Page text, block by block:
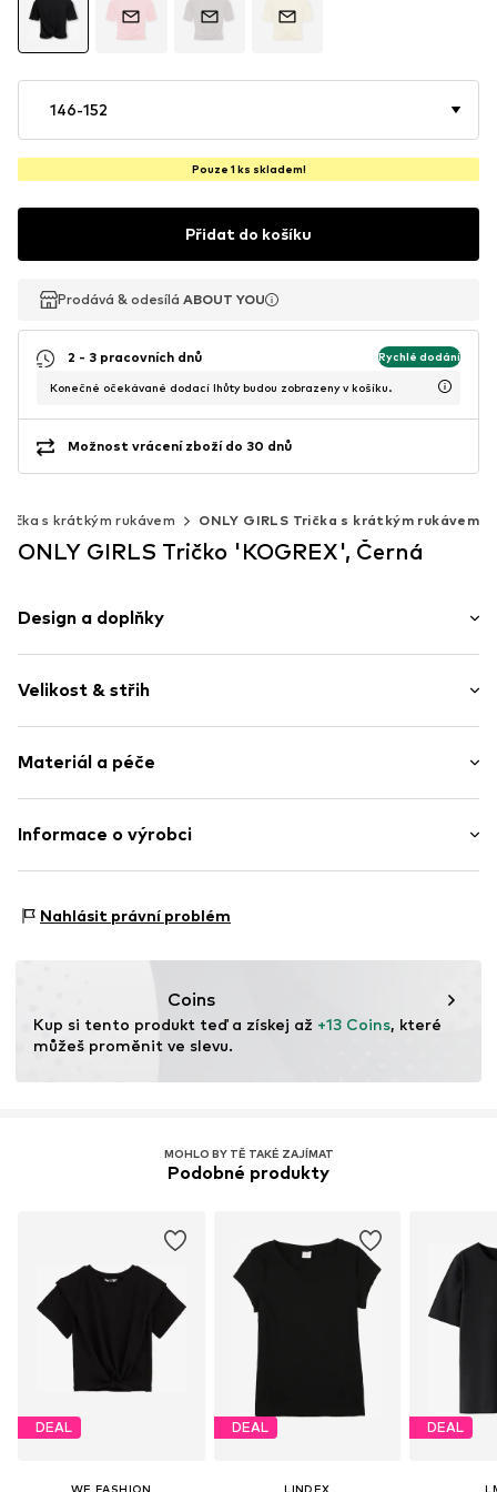
146-152
Pouze 1 ks skladem!
Přidat do košíku
Prodává & odesílá ABOUT YOU
Prodává & odesílá ABOUT YOU
2 - 3 pracovních dnů Rychlé dodání
Konečné očekávané dodací lhůty budou zobrazeny v košíku.
Možnost vrácení zboží do 30 dnů
s krátkým rukávem ONLY GIRLS Trička s krátkým rukávem
ONLY GIRLS Tričko 'KOGREX', Černá
Design a doplňky
žerzej
Kulatý výstřih
Nařásněné
Švy tón v tónu
Položka č. KON9axz003000003
Velikost & střih
Délka: Krátký střih
Střih: Normální střih
Materiál a péče
Materiál: 100% Bavlna
Informace o výrobci
22457 Hamburg
Nahlásit právní problém
Coins
Kup si tento produkt teď a získej až +13 Coins, které
můžeš proměnit ve slevu.
MOHLO BY TĚ TAKÉ ZAJÍMAT
Podobné produkty
DEAL
WE FASHION
DEAL
LINDEX
DEAL